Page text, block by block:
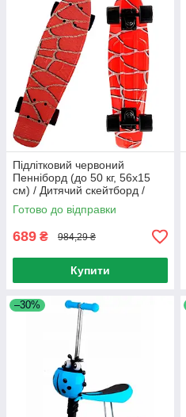
Підлітковий червоний
Пенніборд (до 50 кг, 56x15
см) / Дитячий скейтборд /
Пенні борд / Скейт
Готово до відправки
689 ₴ 984,29 ₴
Купити
–30%